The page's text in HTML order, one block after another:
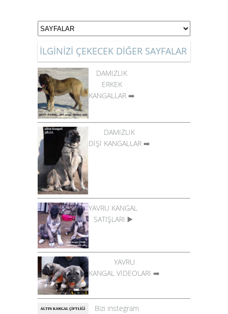
İLGİNİZİ ÇEKECEK DİĞER SAYFALAR
DAMIZLIK
ERKEK
KANGALLAR ➡️
DAMIZLIK
DİŞİ KANGALLAR ➡️
YAVRU KANGAL
SATIŞLARI ▶️
YAVRU
KANGAL VİDEOLARI ➡️
Bizi instegram